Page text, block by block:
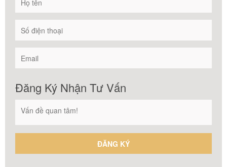
Đăng Ký Nhận Tư Vấn